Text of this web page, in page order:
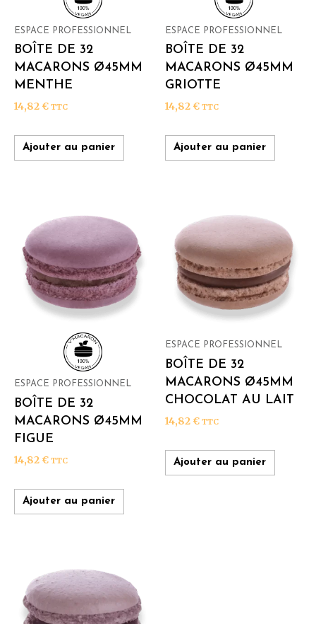
ESPACE PROFESSIONNEL
BOÎTE DE 32
MACARONS Ø45MM
MENTHE
14,82 € TTC
Ajouter au panier
ESPACE PROFESSIONNEL
BOÎTE DE 32
MACARONS Ø45MM
GRIOTTE
14,82 € TTC
Ajouter au panier
ESPACE PROFESSIONNEL
BOÎTE DE 32
MACARONS Ø45MM
FIGUE
14,82 € TTC
Ajouter au panier
ESPACE PROFESSIONNEL
BOÎTE DE 32
MACARONS Ø45MM
CHOCOLAT AU LAIT
14,82 € TTC
Ajouter au panier